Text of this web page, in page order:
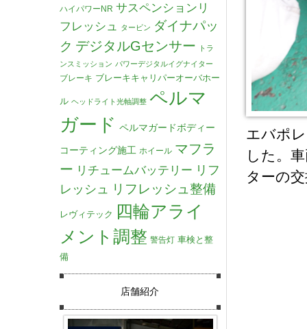
エバポ
した。
ターの
ハイパワーNR サスペンションリ
フレッシュ
タービン ダイナパッ
ク デジタルGセンサー
トラ
ンスミッション パワーデジタルイグナイター
ブレーキ ブレーキキャリパーオーバホー
ル ヘッドライト光軸調整 ペルマ
ガード ペルマガードボディー
コーティング施工 ホイール マフラ
ー リチュームバッテリー リフ
レッシュ
リフレッシュ整備
レヴィテック 四輪アライ
メント調整 警告灯 車検と整
備
店舗紹介